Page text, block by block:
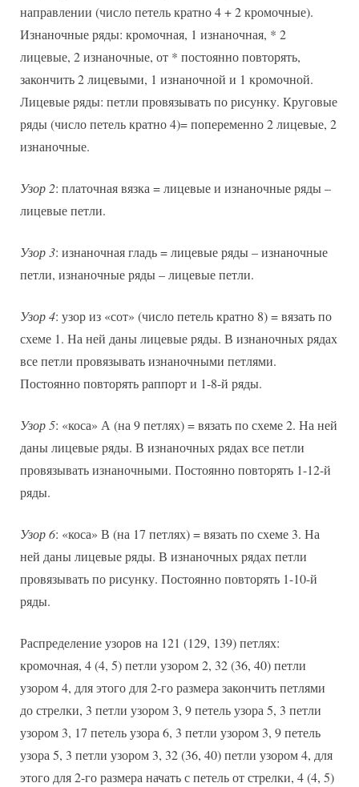
направлении (число петель кратно 4 + 2 кромочные).
Изнаночные ряды: кромочная, 1 изнаночная, * 2
лицевые, 2 изнаночные, от * постоянно повторять,
закончить 2 лицевыми, 1 изнаночной и 1 кромочной.
Лицевые ряды: петли провязывать по рисунку. Круговые
ряды (число петель кратно 4)= попеременно 2 лицевые, 2
изнаночные.
Узор 2: платочная вязка = лицевые и изнаночные ряды –
лицевые петли.
Узор 3: изнаночная гладь = лицевые ряды – изнаночные
петли, изнаночные ряды – лицевые петли.
Узор 4: узор из «сот» (число петель кратно 8) = вязать по
схеме 1. На ней даны лицевые ряды. В изнаночных рядах
все петли провязывать изнаночными петлями.
Постоянно повторять раппорт и 1-8-й ряды.
Узор 5: «коса» А (на 9 петлях) = вязать по схеме 2. На ней
даны лицевые ряды. В изнаночных рядах все петли
провязывать изнаночными. Постоянно повторять 1-12-й
ряды.
Узор 6: «коса» В (на 17 петлях) = вязать по схеме 3. На
ней даны лицевые ряды. В изнаночных рядах петли
провязывать по рисунку. Постоянно повторять 1-10-й
ряды.
Распределение узоров на 121 (129, 139) петлях:
кромочная, 4 (4, 5) петли узором 2, 32 (36, 40) петли
узором 4, для этого для 2-го размера закончить петлями
до стрелки, 3 петли узором 3, 9 петель узора 5, 3 петли
узором 3, 17 петель узора 6, 3 петли узором 3, 9 петель
узора 5, 3 петли узором 3, 32 (36, 40) петли узором 4, для
этого для 2-го размера начать с петель от стрелки, 4 (4, 5)